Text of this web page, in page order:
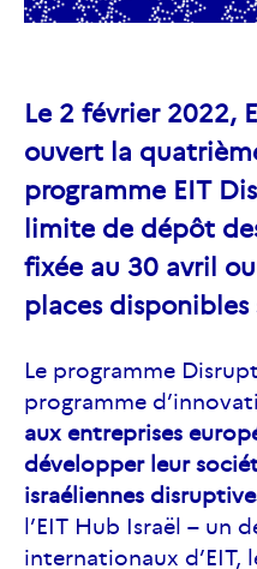
Le 2 février 2022,
ouvert la
programme EIT
limite de dépôt
fixée au 30 avril
places
Le programme
programme
aux entreprises
développer leur
israéliennes
l’EIT Hub Israël – un
internationaux d’EIT,